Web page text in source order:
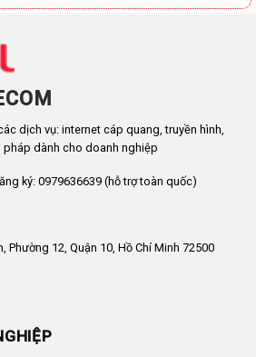
dịch vụ: internet cáp quang, truyền hình,
dành cho doanh nghiệp
ký: 0979636639 (hỗ trợ toàn quốc)
Phường 12, Quận 10, Hồ Chí Minh 72500